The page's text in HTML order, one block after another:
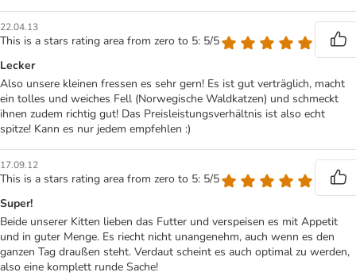
22.04.13
This is a stars rating area from zero to 5: 5/5
Lecker
Also unsere kleinen fressen es sehr gern! Es ist gut verträglich, macht
ein tolles und weiches Fell (Norwegische Waldkatzen) und schmeckt
ihnen zudem richtig gut! Das Preisleistungsverhältnis ist also echt
spitze! Kann es nur jedem empfehlen :)
17.09.12
This is a stars rating area from zero to 5: 5/5
Super!
Beide unserer Kitten lieben das Futter und verspeisen es mit Appetit
und in guter Menge. Es riecht nicht unangenehm, auch wenn es den
ganzen Tag draußen steht. Verdaut scheint es auch optimal zu werden,
also eine komplett runde Sache!